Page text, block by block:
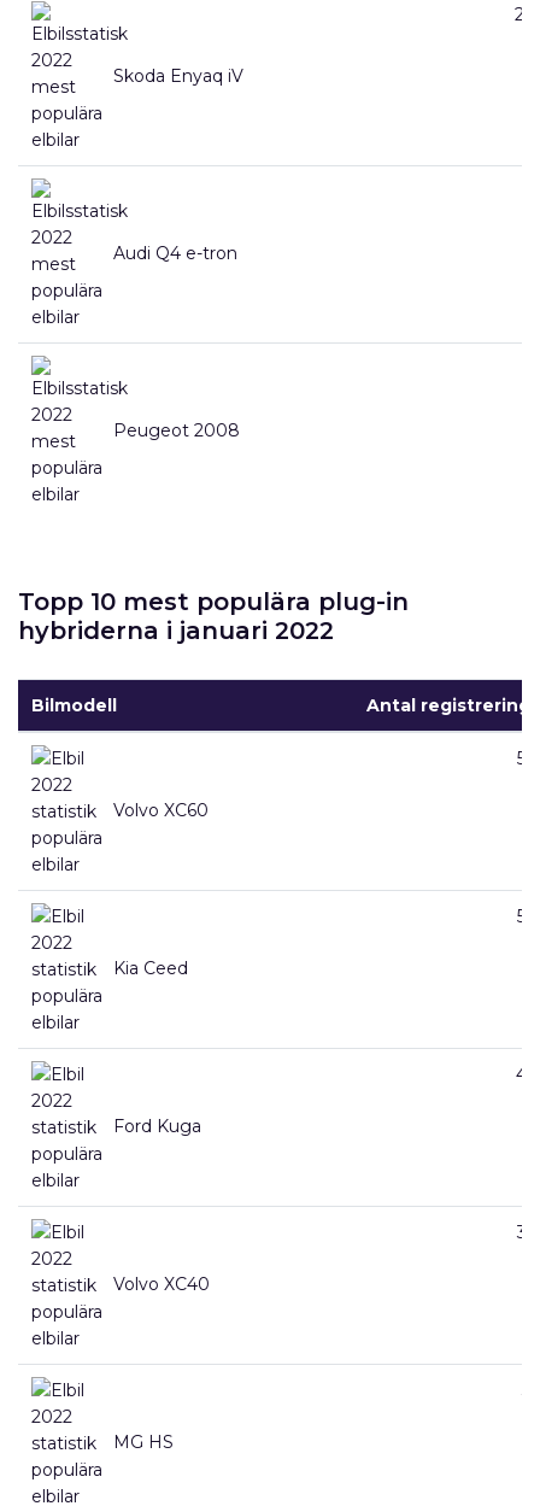
Skoda Enyaq iV
Audi Q4 e-tron
Peugeot 2008
Topp 10 mest populära plug-in
hybriderna i januari 2022
Bilmodell Antal
Volvo XC60
Kia Ceed
Ford Kuga
Volvo XC40
MG HS